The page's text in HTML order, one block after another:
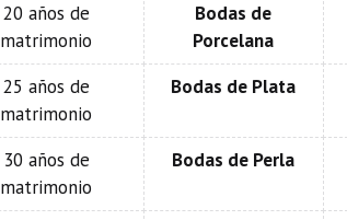
20 años de
matrimonio
Bodas de
Porcelana
25 años de
matrimonio
Bodas de Plata
30 años de
matrimonio
Bodas de Perla